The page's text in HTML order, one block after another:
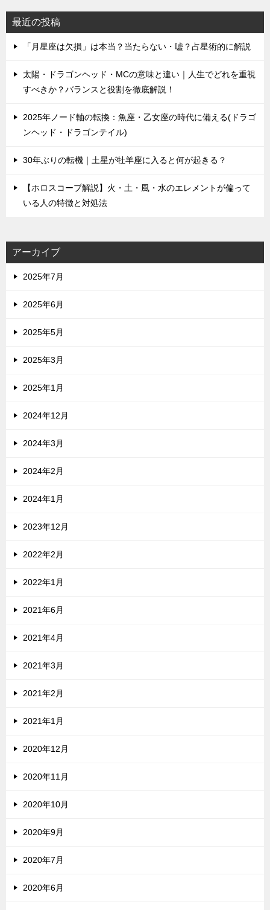
最近の投稿
「月星座は欠損」は本当？当たらない・嘘？占星術的に解説
太陽・ドラゴンヘッド・MCの意味と違い｜人生でどれを重視
すべきか？バランスと役割を徹底解説！
2025年ノード軸の転換：魚座・乙女座の時代に備える(ドラゴ
ンヘッド・ドラゴンテイル)
30年ぶりの転機｜土星が牡羊座に入ると何が起きる？
【ホロスコープ解説】火・土・風・水のエレメントが偏って
いる人の特徴と対処法
アーカイブ
2025年7月
2025年6月
2025年5月
2025年3月
2025年1月
2024年12月
2024年3月
2024年2月
2024年1月
2023年12月
2022年2月
2022年1月
2021年6月
2021年4月
2021年3月
2021年2月
2021年1月
2020年12月
2020年11月
2020年10月
2020年9月
2020年7月
2020年6月